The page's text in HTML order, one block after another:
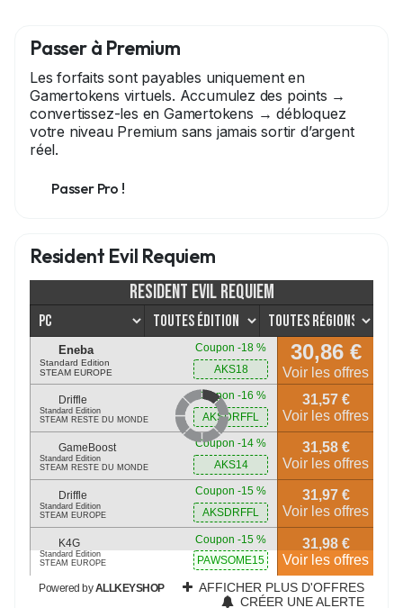
Passer à Premium
Les forfaits sont payables uniquement en
Gamertokens virtuels. Accumulez des points →
convertissez-les en Gamertokens → débloquez
votre niveau Premium sans jamais sortir d’argent
réel.
Passer Pro !
Resident Evil Requiem